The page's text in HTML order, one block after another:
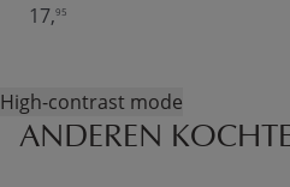
17,95
High-contrast mode
ANDEREN